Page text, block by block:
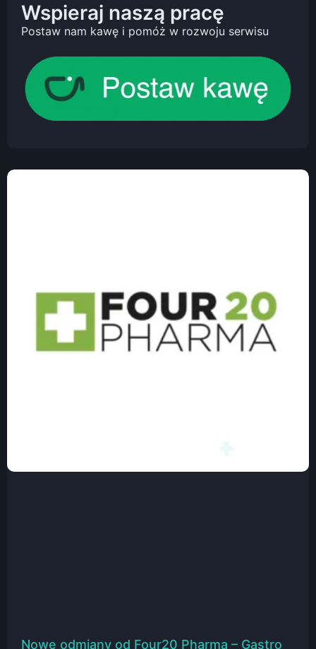
Wspieraj naszą pracę
Postaw nam kawę i pomóż w rozwoju serwisu
Nowe odmiany od Four20 Pharma – Gastro